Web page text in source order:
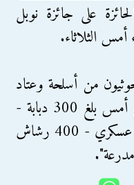
على جائزة نوبل
أمس الثلاثاء.
من أسلحة وعتاد
من اللواء الثالث حماية رئاسية يوم أمس بلغ 300 دبابة -
120 راجمة صواريخ -500 طقم عسكري - 400 رشاش